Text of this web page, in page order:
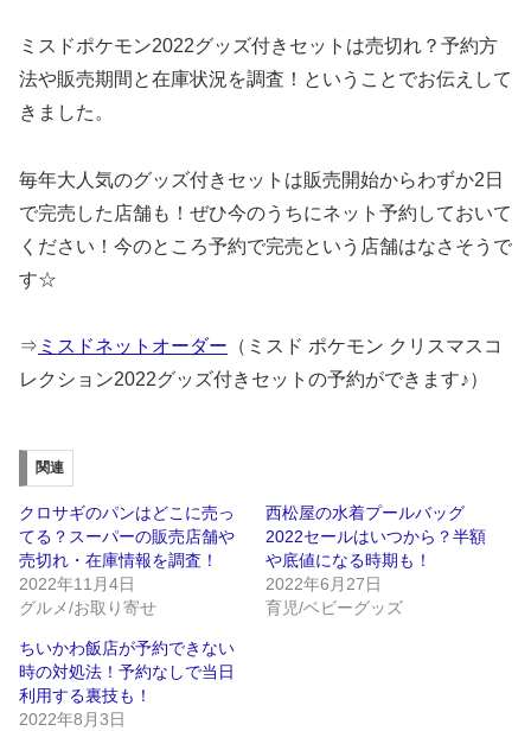
ミスドポケモン2022グッズ付きセットは売切れ？予約方
法や販売期間と在庫状況を調査！ということでお伝えして
きました。
毎年大人気のグッズ付きセットは販売開始からわずか2日
で完売した店舗も！ぜひ今のうちにネット予約しておいて
ください！今のところ予約で完売という店舗はなさそうで
す☆
⇒ ミスドネットオーダー （ミスド ポケモン クリスマスコ
レクション2022グッズ付きセットの予約ができます♪）
関連
クロサギのパンはどこに売っ
てる？スーパーの販売店舗や
売切れ・在庫情報を調査！
2022年11月4日
グルメ/お取り寄せ
西松屋の水着プールバッグ
2022セールはいつから？半額
や底値になる時期も！
2022年6月27日
育児/ベビーグッズ
ちいかわ飯店が予約できない
時の対処法！予約なしで当日
利用する裏技も！
2022年8月3日